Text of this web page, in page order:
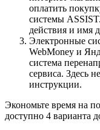
оплатить
системы
действия и имя
Электронные
WebMoney и
система
сервиса. Здесь
инструкции.
Экономьте время на
доступно 4 варианта